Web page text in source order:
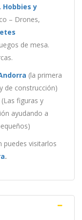
Hobbies y
– Drones,
de mesa.
(la primera
de construcción)
(Las figuras y
ayudando a
puedes visitarlos
.